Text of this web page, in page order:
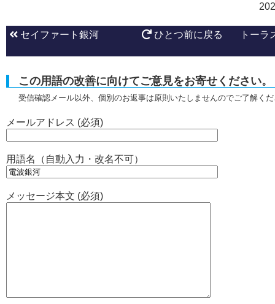
セイファート銀河 ひとつ前に戻る トーラ
この用語の改善に向けてご意見をお寄せください。
受信確認メール以外、個別のお返事は原則いたしませんのでご了解く
メールアドレス (必須)
用語名（自動入力・改名不可）
メッセージ本文 (必須)